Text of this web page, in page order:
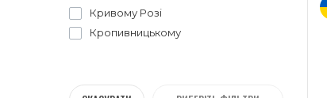
Кривому Розі
Кропивницькому
Миколаєві